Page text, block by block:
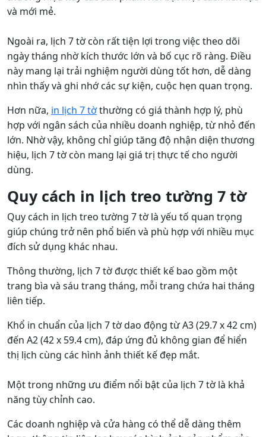
và mới mẻ.
Ngoài ra, lịch 7 tờ còn rất tiện lợi trong việc theo dõi
ngày tháng nhờ kích thước lớn và bố cục rõ ràng. Điều
này mang lại trải nghiệm người dùng tốt hơn, dễ dàng
nhìn thấy và ghi nhớ các sự kiện, cuộc hẹn quan trọng.
Hơn nữa, in lịch 7 tờthường có giá thành hợp lý, phù
hợp với ngân sách của nhiều doanh nghiệp, từ nhỏ đến
lớn. Nhờ vậy, không chỉ giúp tăng độ nhận diện thương
hiệu, lịch 7 tờ còn mang lại giá trị thực tế cho người
dùng.
Quy cách in lịch treo tường 7 tờ
Quy cách in lịch treo tường 7 tờ là yếu tố quan trọng
giúp chúng trở nên phổ biến và phù hợp với nhiều mục
đích sử dụng khác nhau.
Thông thường, lịch 7 tờ được thiết kế bao gồm một
trang bìa và sáu trang tháng, mỗi trang chứa hai tháng
liên tiếp.
Khổ in chuẩn của lịch 7 tờ dao động từ A3 (29.7 x 42 cm)
đến A2 (42 x 59.4 cm), đáp ứng đủ không gian để hiển
thị lịch cùng các hình ảnh thiết kế đẹp mắt.
Một trong những ưu điểm nổi bật của lịch 7 tờ là khả
năng tùy chỉnh cao.
Các doanh nghiệp và cửa hàng có thể dễ dàng thêm